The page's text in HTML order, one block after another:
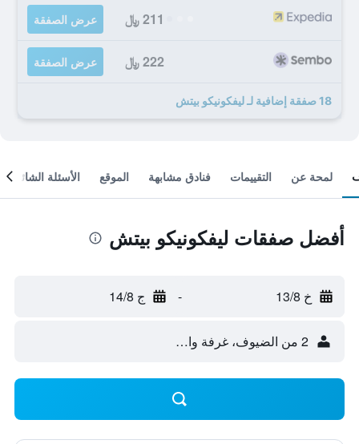
211 ﷼ عرض الصفقة
222 ﷼ عرض الصفقة
18 صفقة إضافية لـ ليفكونيكو بيتش
لمحة عن التقييمات فنادق مشابهة الموقع الأسئلة الشائعة
أفضل صفقات ليفكونيكو بيتش
خ 13/8 - ج 14/8
2 من الضيوف، غرفة واحدة